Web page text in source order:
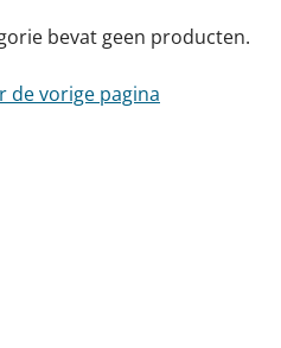
bevat geen producten.
de vorige pagina